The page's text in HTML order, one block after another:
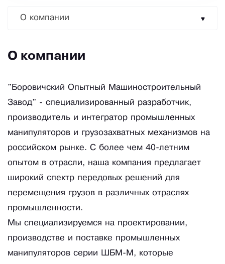
О компании
О компании
"Боровичский Опытный Машиностроительный
Завод" - специализированный разработчик,
производитель и интегратор промышленных
манипуляторов и грузозахватных механизмов на
российском рынке. С более чем 40-летним
опытом в отрасли, наша компания предлагает
широкий спектр передовых решений для
перемещения грузов в различных отраслях
промышленности.
Мы специализируемся на проектировании,
производстве и поставке промышленных
манипуляторов серии ШБМ-М, которые